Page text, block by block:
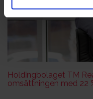
Holdingbolaget TM
omsättningen med 22